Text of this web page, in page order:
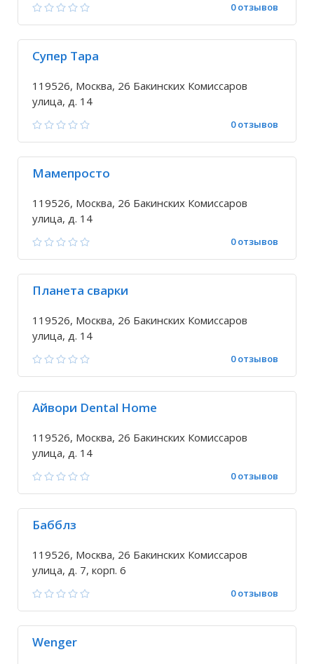
0 отзывов
Супер Тара
119526, Москва, 26 Бакинских Комиссаров
улица, д. 14
0 отзывов
Мамепросто
119526, Москва, 26 Бакинских Комиссаров
улица, д. 14
0 отзывов
Планета сварки
119526, Москва, 26 Бакинских Комиссаров
улица, д. 14
0 отзывов
Айвори Dental Home
119526, Москва, 26 Бакинских Комиссаров
улица, д. 14
0 отзывов
Бабблз
119526, Москва, 26 Бакинских Комиссаров
улица, д. 7, корп. 6
0 отзывов
Wenger